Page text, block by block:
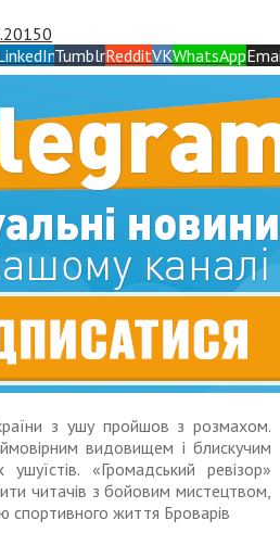
0
TumblrRedditVKWhatsApp
з ушу пройшов з розмахом.
видовищем і блискучим
«Громадський ревізор»
читачів з бойовим мистецтвом,
життя Броварів